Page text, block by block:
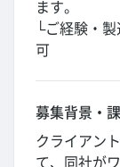
ます。
└ご経験・
可
募集背景・
クライアン
て、同社が